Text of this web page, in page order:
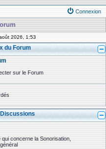
Connexion
2026, 1:53
du Forum
sur le Forum
concerne la Sonorisation,